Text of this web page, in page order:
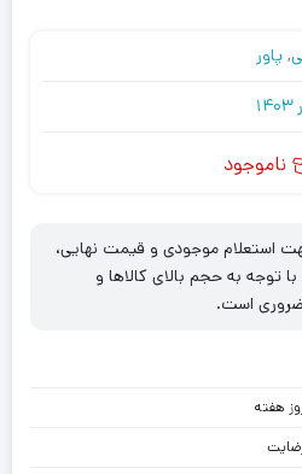
, پاور
ناموجود
استعلام موجودی و قیمت نهایی،
توجه به حجم بالای کالاها و
ضروری است.